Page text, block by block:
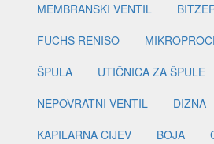
MEMBRANSKI VENTIL
FUCHS RENISO
ŠPULA
UTIČNICA ZA ŠPULE
NEPOVRATNI VENTIL
DIZNA
KAPILARNA CIJEV
BOJA